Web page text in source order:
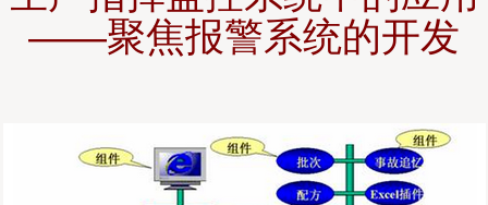
——聚焦报警系统的开发